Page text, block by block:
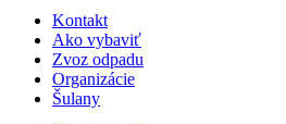
Kontakt
Ako vybaviť
Zvoz odpadu
Organizácie
Šulany